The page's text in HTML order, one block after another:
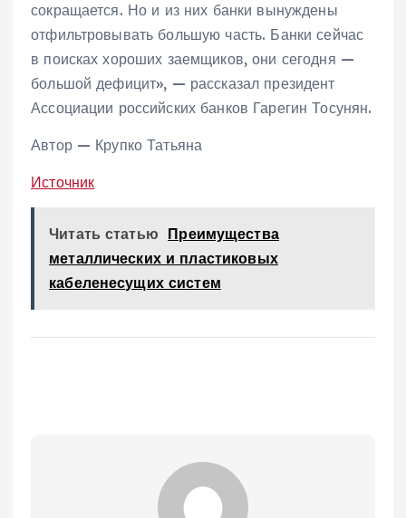
сокращается. Но и из них банки вынуждены
отфильтровывать большую часть. Банки сейчас
в поисках хороших заемщиков, они сегодня —
большой дефицит», — рассказал президент
Ассоциации российских банков Гарегин Тосунян.
Автор — Крупко Татьяна
Источник
Читать статью Преимущества
металлических и пластиковых
кабеленесущих систем